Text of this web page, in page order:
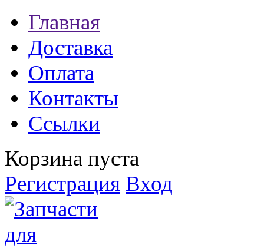
Главная
Доставка
Оплата
Контакты
Ссылки
Корзина пуста
Регистрация Вход